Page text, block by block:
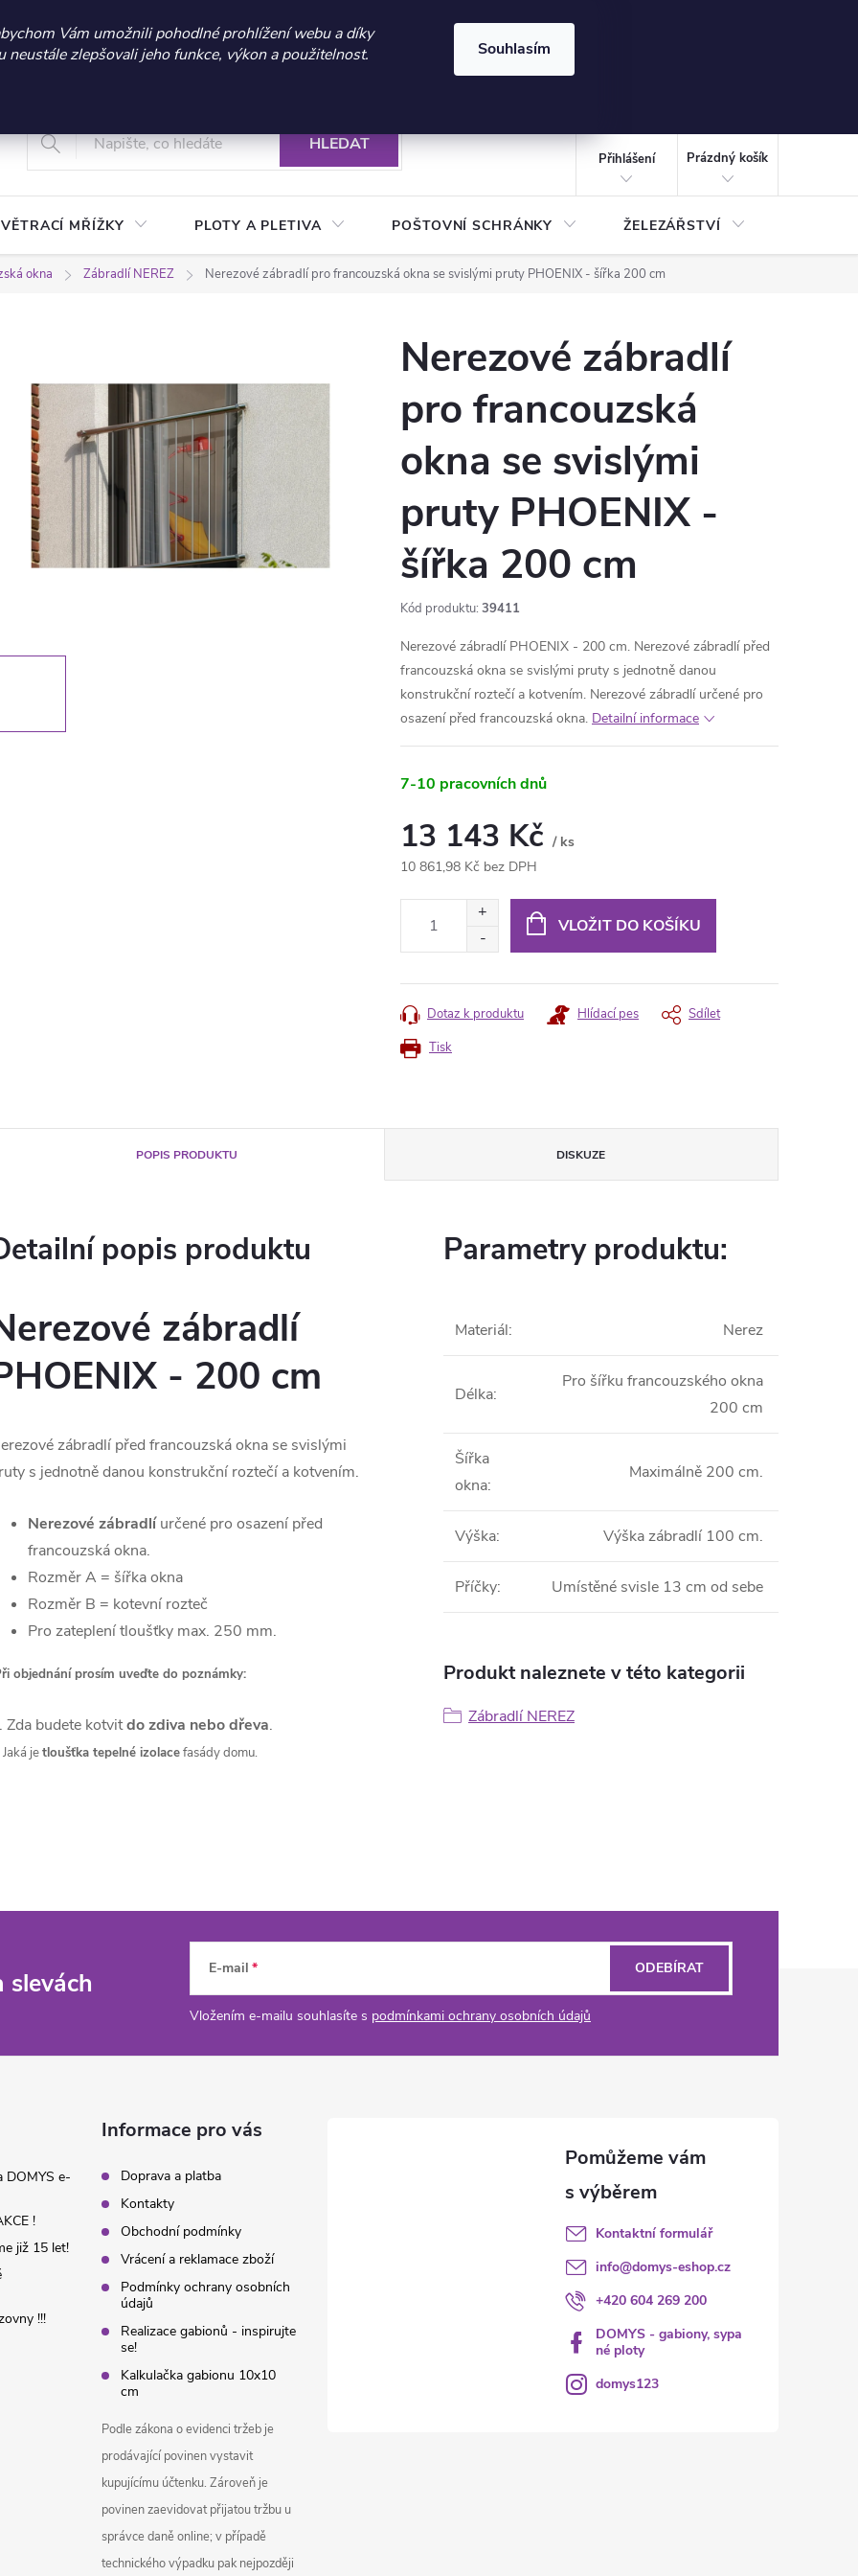
sleva 300 Kč při nákupu nad 3.000 Kč | Platnost do 21.9.2026 ⏰ | Kód: LÉTO2026
Vám umožnili pohodlné prohlížení webu a díky
neustále zlepšovali jeho funkce, výkon a použitelnost.
Souhlasím
+420 604 269 200
Vrácení a reklamace zboží Podmínky ochrany osobních údajů
HLEDAT
Přihlášení
KOŠÍK
Prázdný košík
VĚTRACÍ MŘÍŽKY PLOTY A PLETIVA POŠTOVNÍ SCHRÁNKY ŽELEZÁŘSTVÍ
okna Zábradlí NEREZ Nerezové zábradlí pro francouzská okna se svislými pruty PHOENIX - šířka 200 cm
Nerezové zábradlí
pro francouzská
okna se svislými
pruty PHOENIX -
šířka 200 cm
Kód produktu: 39411
Nerezové zábradlí PHOENIX - 200 cm. Nerezové zábradlí před
francouzská okna se svislými pruty s jednotně danou
konstrukční roztečí a kotvením. Nerezové zábradlí určené pro
osazení před francouzská okna. Detailní informace
7-10 pracovních dnů
13 143 Kč / ks
10 861,98 Kč bez DPH
VLOŽIT DO KOŠÍKU
Tisk
Dotaz k produktu Hlídací pes Sdílet
POPIS PRODUKTU DISKUZE
popis produktu
zábradlí
- 200 cm
zábradlí před francouzská okna se svislými
s jednotně danou konstrukční roztečí a kotvením.
Nerezové zábradlíurčené pro osazení před
francouzská okna.
Rozměr A = šířka okna
Rozměr B = kotevní rozteč
Pro zateplení tloušťky max. 250 mm.
objednání prosím uveďte do poznámky:
Zda budete kotvitdo zdiva nebo dřeva.
Jaká jetloušťka tepelné izolacefasády domu.
Parametry produktu:
Materiál: Nerez
Délka:
Pro šířku francouzského okna
200 cm
Šířka
okna:
Maximálně 200 cm.
Výška: Výška zábradlí 100 cm.
Příčky: Umístěné svisle 13 cm od sebe
Produkt naleznete v této kategorii
Zábradlí NEREZ
slevách E-mail
Vložením e-mailu souhlasíte s podmínkami ochrany osobních údajů
ODEBÍRAT
DOMYS e-
!
již 15 let!
!!!
Informace pro vás
Doprava a platba
Kontakty
Obchodní podmínky
Vrácení a reklamace zboží
Podmínky ochrany osobních
údajů
Realizace gabionů - inspirujte
se!
Kalkulačka gabionu 10x10
cm
Podle zákona o evidenci tržeb je
prodávající povinen vystavit
kupujícímu účtenku. Zároveň je
povinen zaevidovat přijatou tržbu u
správce daně online; v případě
technického výpadku pak nejpozději
Kontaktní formulář
info@domys-eshop.cz
+420 604 269 200
DOMYS - gabiony, sypa
né ploty
domys123